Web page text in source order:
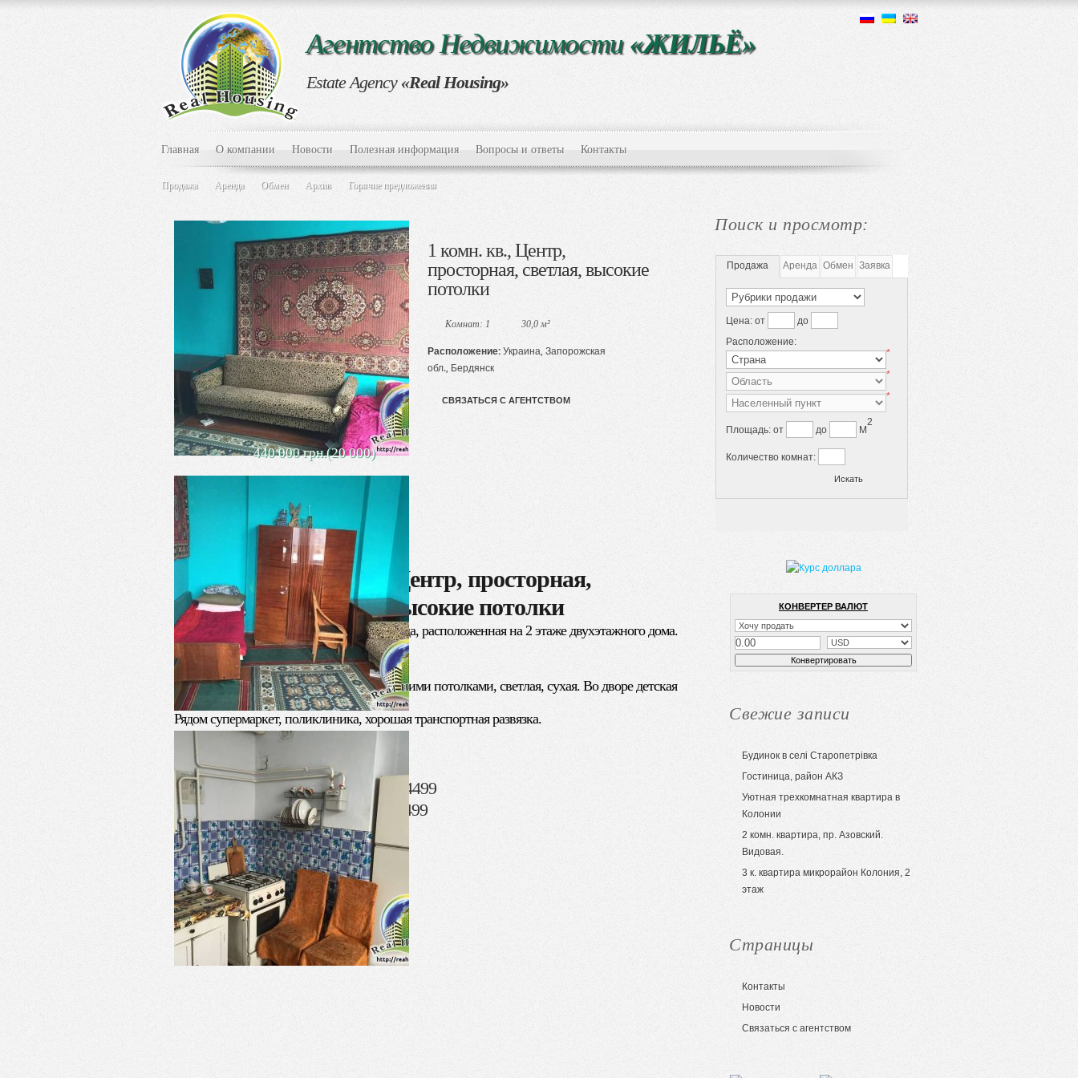
Агентство Недвижимости«ЖИЛЬЁ»
Estate Agency «Real Housing»
Главная О компании Новости Полезная информация Вопросы и ответы Контакты
Продажа Аренда Обмен Архив Горячие предложения
440 000 грн.(20 000)
1 комн. кв., Центр,
просторная, светлая, высокие
потолки
Комнат: 1 30,0 м²
Расположение: Украина, Запорожская
обл., Бердянск
СВЯЗАТЬСЯ С АГЕНТСТВОМ
1 комн. кв., Центр, просторная,
светлая, высокие потолки
Продается 1 комн. квартира в центре города, расположенная на 2 этаже двухэтажного дома.
Квартира общей площадью – 30 кв.м.
Окна металлопластиковые.
Квартира под ремонт, просторная, с высокими потолками, светлая, сухая. Во дворе детская
площадка.
Рядом супермаркет, поликлиника, хорошая транспортная развязка.
Стоимость: 440 000 грн. (20 000)
Раб. тел. (095) 2344499, (096) 2344499
+38 (06153) 44442, +38 (06153) 44499
Поиск и просмотр:
Продажа Аренда Обмен Заявка
Цена: от
до
Расположение:
*
*
*
Площадь: от до M
2
Количество комнат:
КОНВЕРТЕР ВАЛЮТ
Свежие записи
Будинок в селі Старопетрівка
Гостиница, район АКЗ
Уютная трехкомнатная квартира в
Колонии
2 комн. квартира, пр. Азовский.
Видовая.
3 к. квартира микрорайон Колония, 2
этаж
Страницы
Контакты
Новости
Связаться с агентством